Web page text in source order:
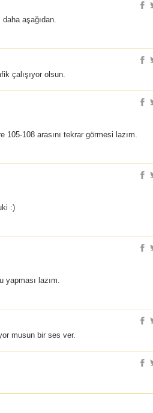
aşağıdan.
çalışıyor olsun.
105-108 arasını tekrar görmesi lazım.
:)
yapması lazım.
musun bir ses ver.